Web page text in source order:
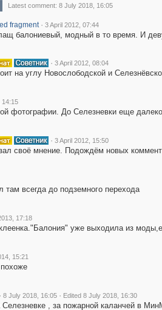
Latest comment: 8 July 2018, 16:05
fragment · 3 April 2012, 07:44
балониевый, модный в то время. И
· 3 April 2012, 08:04
на углу Новослободской и
14:15
фотографии. До Селезневки еще
· 3 April 2012, 15:50
своё мнение. Подождём новых
там всегда до подземного перехода
17:18
уже выходила из
15:21
· 8 July 2018, 16:05 · Edited 8 July 2018, 16:30
, за пожарной каланчей в